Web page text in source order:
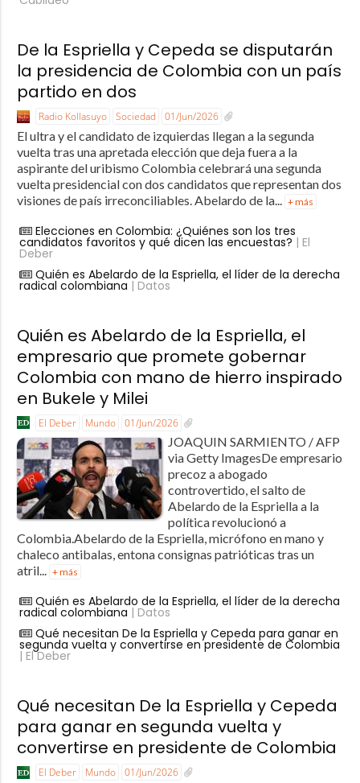
De la Espriella y Cepeda se disputarán
la presidencia de Colombia con un país
partido en dos
Radio Kollasuyo Sociedad 01/Jun/2026
El ultra y el candidato de izquierdas llegan a la segunda
vuelta tras una apretada elección que deja fuera a la
aspirante del uribismo Colombia celebrará una segunda
vuelta presidencial con dos candidatos que representan dos
visiones de país irreconciliables. Abelardo de la...
+ más
Elecciones en Colombia: ¿Quiénes son los tres
candidatos favoritos y qué dicen las encuestas? | El
Deber
Quién es Abelardo de la Espriella, el líder de la derecha
radical colombiana | Datos
Quién es Abelardo de la Espriella, el
empresario que promete gobernar
Colombia con mano de hierro inspirado
en Bukele y Milei
El Deber Mundo 01/Jun/2026
JOAQUIN SARMIENTO / AFP
via Getty ImagesDe empresario
precoz a abogado
controvertido, el salto de
Abelardo de la Espriella a la
política revolucionó a
Colombia.Abelardo de la Espriella, micrófono en mano y
chaleco antibalas, entona consignas patrióticas tras un
atril... + más
Quién es Abelardo de la Espriella, el líder de la derecha
radical colombiana | Datos
Qué necesitan De la Espriella y Cepeda para ganar en
segunda vuelta y convertirse en presidente de Colombia
| El Deber
Qué necesitan De la Espriella y Cepeda
para ganar en segunda vuelta y
convertirse en presidente de Colombia
El Deber Mundo 01/Jun/2026